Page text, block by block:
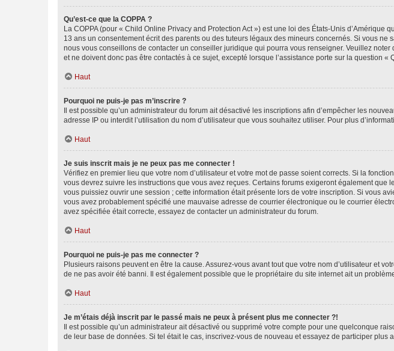
Qu’est-ce que la COPPA ?
La COPPA (pour « Child Online Privacy and Protection Act ») est une loi des États-Unis
13 ans un consentement écrit des parents ou des tuteurs légaux des mineurs concernés. Si vous
nous vous conseillons de contacter un conseiller juridique qui pourra vous renseigner. Veuillez
et ne doivent donc pas être contactés à ce sujet, excepté lorsque l’assistance porte sur la question
Haut
Pourquoi ne puis-je pas m’inscrire ?
Il est possible qu’un administrateur du forum ait désactivé les inscriptions afin d’empêcher les
adresse IP ou interdit l’utilisation du nom d’utilisateur que vous souhaitez utiliser. Pour plus
Haut
Je suis inscrit mais je ne peux pas me connecter !
Vérifiez en premier lieu que votre nom d’utilisateur et votre mot de passe soient corrects. Si la
vous devrez suivre les instructions que vous avez reçues. Certains forums exigeront également
vous puissiez ouvrir une session ; cette information était présente lors de votre inscription. Si vous
vous avez probablement spécifié une mauvaise adresse de courrier électronique ou le courrier
avez spécifiée était correcte, essayez de contacter un administrateur du forum.
Haut
Pourquoi ne puis-je pas me connecter ?
Plusieurs raisons peuvent en être la cause. Assurez-vous avant tout que votre nom d’utilisateur et
de ne pas avoir été banni. Il est également possible que le propriétaire du site internet ait un
Haut
Je m’étais déjà inscrit par le passé mais ne peux à présent plus me connecter ?!
Il est possible qu’un administrateur ait désactivé ou supprimé votre compte pour une quelconque
de leur base de données. Si tel était le cas, inscrivez-vous de nouveau et essayez de participer plus